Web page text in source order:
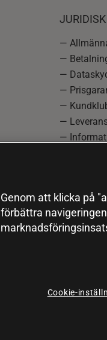
—
—
—
—
—
—
—
Genom att klicka på
förbättra
Cookie-